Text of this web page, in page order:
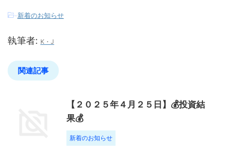
-新着のお知らせ
執筆者: K・J
関連記事
【２０２５年４月２５日】💰投資結
果💰
新着のお知らせ